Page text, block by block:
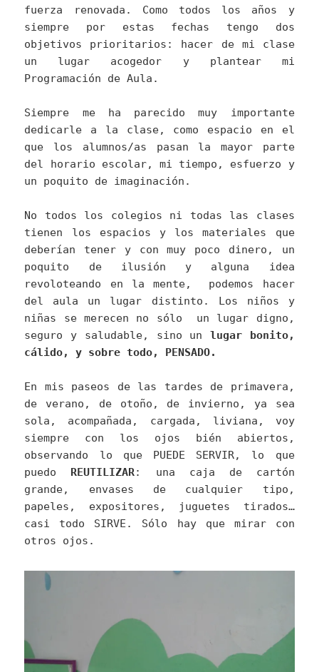
fuerza renovada. Como todos los años y
siempre por estas fechas tengo dos
objetivos prioritarios: hacer de mi clase
un lugar acogedor y plantear mi
Programación de Aula.
Siempre me ha parecido muy importante
dedicarle a la clase, como espacio en el
que los alumnos/as pasan la mayor parte
del horario escolar, mi tiempo, esfuerzo y
un poquito de imaginación.
No todos los colegios ni todas las clases
tienen los espacios y los materiales que
deberían tener y con muy poco dinero, un
poquito de ilusión y alguna idea
revoloteando en la mente, podemos hacer
del aula un lugar distinto. Los niños y
niñas se merecen no sólo un lugar digno,
seguro y saludable, sino un lugar bonito,
cálido, y sobre todo, PENSADO.
En mis paseos de las tardes de primavera,
de verano, de otoño, de invierno, ya sea
sola, acompañada, cargada, liviana, voy
siempre con los ojos bién abiertos,
observando lo que PUEDE SERVIR, lo que
puedo REUTILIZAR: una caja de cartón
grande, envases de cualquier tipo,
papeles, expositores, juguetes tirados…
casi todo SIRVE. Sólo hay que mirar con
otros ojos.